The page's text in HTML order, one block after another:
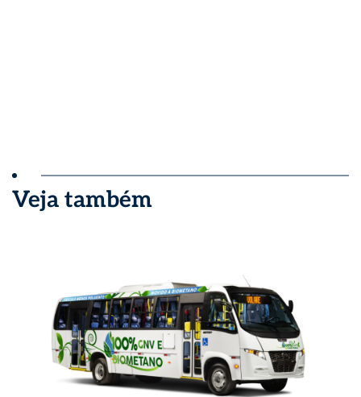
Veja também